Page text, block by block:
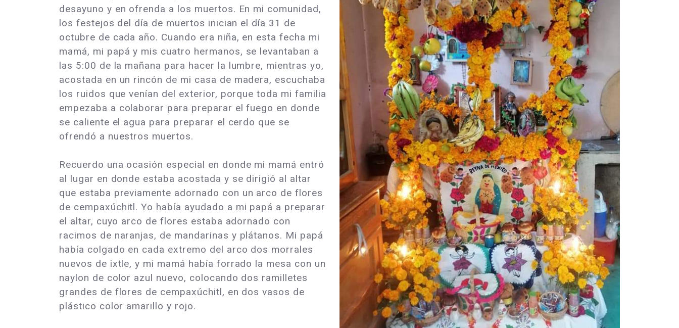
desayuno y en ofrenda a los muertos. En mi comunidad,
los festejos del día de muertos inician el día 31 de
octubre de cada año. Cuando era niña, en esta fecha mi
mamá, mi papá y mis cuatro hermanos, se levantaban a
las 5:00 de la mañana para hacer la lumbre, mientras yo,
acostada en un rincón de mi casa de madera, escuchaba
los ruidos que venían del exterior, porque toda mi familia
empezaba a colaborar para preparar el fuego en donde
se caliente el agua para preparar el cerdo que se
ofrendó a nuestros muertos.
Recuerdo una ocasión especial en donde mi mamá entró
al lugar en donde estaba acostada y se dirigió al altar
que estaba previamente adornado con un arco de flores
de cempaxúchitl. Yo había ayudado a mi papá a preparar
el altar, cuyo arco de flores estaba adornado con
racimos de naranjas, de mandarinas y plátanos. Mi papá
había colgado en cada extremo del arco dos morrales
nuevos de ixtle, y mi mamá había forrado la mesa con un
naylon de color azul nuevo, colocando dos ramilletes
grandes de flores de cempaxúchitl, en dos vasos de
plástico color amarillo y rojo.